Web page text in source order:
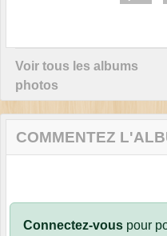
Voir tous les albums
photos
COMMENTEZ
Connectez-vous pour